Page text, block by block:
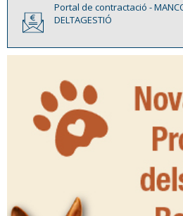
Portal de contractació -
DELTAGESTIÓ